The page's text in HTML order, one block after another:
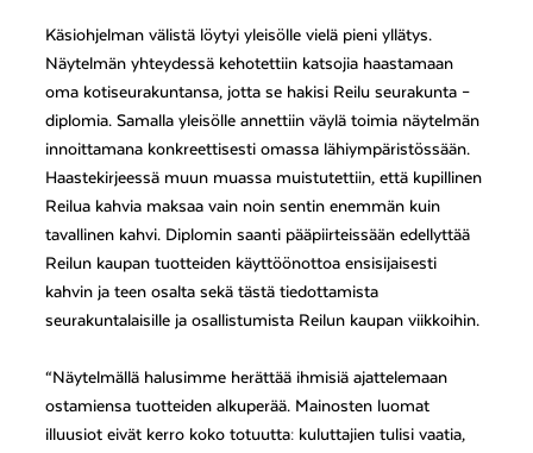
Käsiohjelman välistä löytyi yleisölle vielä pieni yllätys.
Näytelmän yhteydessä kehotettiin katsojia haastamaan
oma kotiseurakuntansa, jotta se hakisi Reilu seurakunta –
diplomia. Samalla yleisölle annettiin väylä toimia näytelmän
innoittamana konkreettisesti omassa lähiympäristössään.
Haastekirjeessä muun muassa muistutettiin, että kupillinen
Reilua kahvia maksaa vain noin sentin enemmän kuin
tavallinen kahvi. Diplomin saanti pääpiirteissään edellyttää
Reilun kaupan tuotteiden käyttöönottoa ensisijaisesti
kahvin ja teen osalta sekä tästä tiedottamista
seurakuntalaisille ja osallistumista Reilun kaupan viikkoihin.
“Näytelmällä halusimme herättää ihmisiä ajattelemaan
ostamiensa tuotteiden alkuperää. Mainosten luomat
illuusiot eivät kerro koko totuutta: kuluttajien tulisi vaatia,